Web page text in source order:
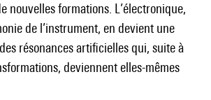
nouvelles formations. L’électronique,
de l’instrument, en devient une
résonances artificielles qui, suite à
deviennent elles-mêmes